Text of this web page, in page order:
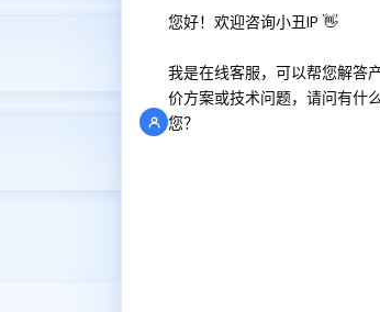
您好！欢迎咨询小丑IP 👋
我是在线客服，可以帮您解答
价方案或技术问题，请问有什
您？